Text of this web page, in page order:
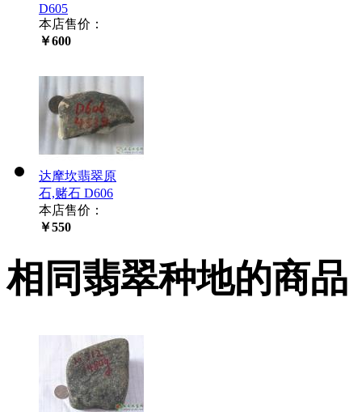
D605
本店售价：
￥600
达摩坎翡翠原
石,赌石 D606
本店售价：
￥550
相同翡翠种地的商品